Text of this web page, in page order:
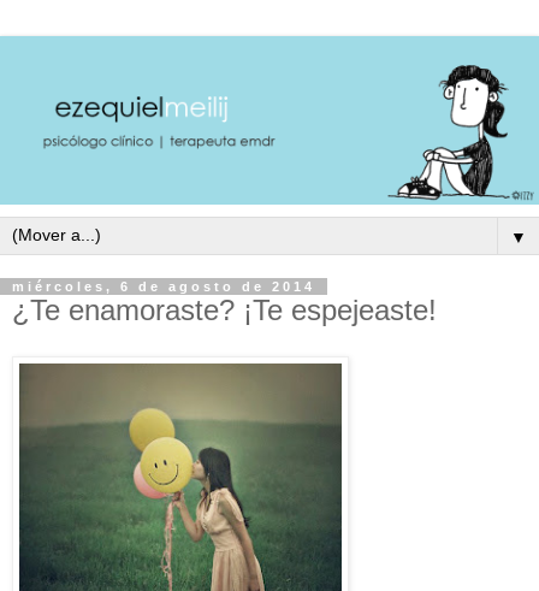
▼
miércoles, 6 de agosto de 2014
¿Te enamoraste? ¡Te espejeaste!